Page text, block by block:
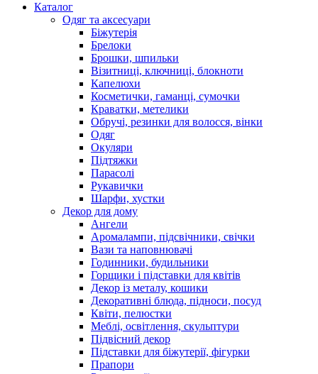
Каталог
Oдяг та аксесуари
Біжутерія
Брелоки
Брошки, шпильки
Візитниці, ключниці, блокноти
Капелюхи
Косметички, гаманці, сумочки
Краватки, метелики
Обручі, резинки для волосся, вінки
Одяг
Окуляри
Підтяжки
Парасолі
Рукавички
Шарфи, хустки
Декор для дому
Ангели
Аромалампи, підсвічники, свічки
Вази та наповнювачі
Годинники, будильники
Горщики і підставки для квітів
Декор із металу, кошики
Декоративні блюда, підноси, посуд
Квіти, пелюстки
Меблі, освітлення, скульптури
Підвісний декор
Підставки для біжутерії, фігурки
Прапори